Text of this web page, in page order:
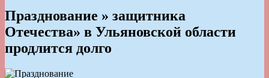
Празднование » защитника
Отечества» в Ульяновской области
продлится долго